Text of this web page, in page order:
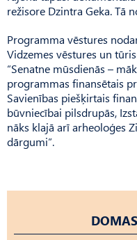
režisore Dzintra Geka. Tā
Programma vēstures
Vidzemes vēstures un
“Senatne mūsdienās –
programmas finansētais
Savienības piešķirtais
būvniecībai pilsdrupās,
nāks klajā arī arheoloģes
dārgumi”.